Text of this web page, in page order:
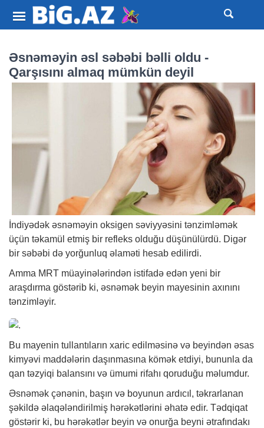
Əsnəməyin əsl səbəbi bəlli oldu -
Qarşısını almaq mümkün deyil
İndiyədək əsnəməyin oksigen səviyyəsini tənzimləmək
üçün təkamül etmiş bir refleks olduğu düşünülürdü. Digər
bir səbəbi də yorğunluq əlaməti hesab edilirdi.
Amma MRT müayinələrindən istifadə edən yeni bir
araşdırma göstərib ki, əsnəmək beyin mayesinin axınını
tənzimləyir.
Bu mayenin tullantıların xaric edilməsinə və beyindən əsas
kimyəvi maddələrin daşınmasına kömək etdiyi, bununla da
qan təzyiqi balansını və ümumi rifahı qoruduğu məlumdur.
Əsnəmək çənənin, başın və boyunun ardıcıl, təkrarlanan
şəkildə əlaqələndirilmiş hərəkətlərini əhatə edir. Tədqiqat
göstərir ki, bu hərəkətlər beyin və onurğa beyni ətrafındakı